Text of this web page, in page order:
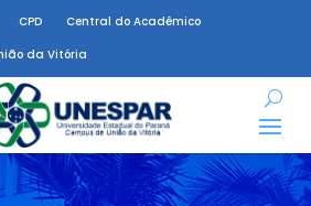
CPD
Central do Acadêmico
da Vitória